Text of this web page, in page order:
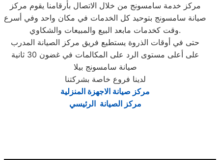
مركز خدمة سامسونج من خلال الاتصال بأرقامنا يقوم مركز
صيانة سامسونج بتوحيد كل الخدمات في مكان واحد وفي أسرع
وقت كخدمات مابعد البيع والمبيعات والشكاوي.
حتى في أوقات الذروة يستطيع فريق مركز الصيانة المدرب
على أعلى مستوى الرد على المكالمات في غضون 30 ثانية
صيانة سامسونج بيلا
لدينا فروع خاصة بشركتنا
مركز صيانة الاجهزة المنزلية
مركز الصيانة الرئيسي